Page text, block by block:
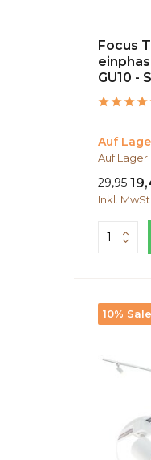
Focus
GU10 -
Auf
Auf Lager
29,95
Inkl. MwSt.
10% Sale